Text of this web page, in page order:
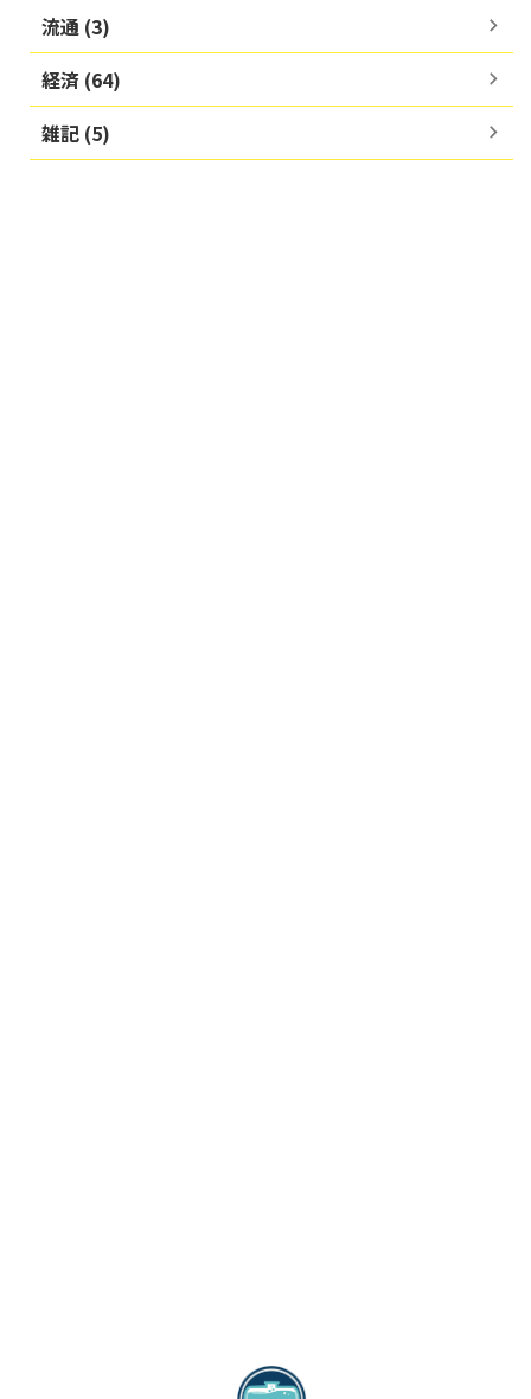
流通 (3)
経済 (64)
雑記 (5)